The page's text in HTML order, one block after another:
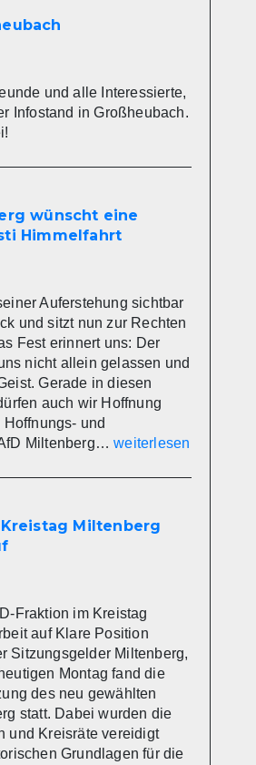
und alle Interessierte,
Infostand in Großheubach.
wünscht eine
Himmelfahrt
Auferstehung sichtbar
und sitzt nun zur Rechten
Fest erinnert uns: Der
nicht allein gelassen und
Gerade in diesen
auch wir Hoffnung
und
Miltenberg…Die
Miltenberg
eine
weiterlesen
Miltenberg
Fraktion im Kreistag
auf Klare Position
Sitzungsgelder Miltenberg,
Montag fand die
des neu gewählten
statt. Dabei wurden die
und Kreisräte vereidigt
Grundlagen für die